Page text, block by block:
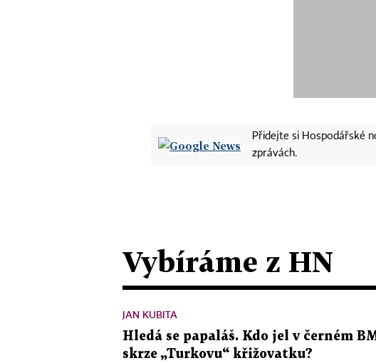
Přidejte si Hospodářské
zprávách.
Vybíráme z HN
JAN KUBITA
Hledá se papaláš. Kdo jel v černém
skrze „Turkovu“ křižovatku?